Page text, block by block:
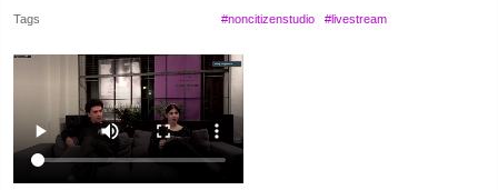
Tags #noncitizenstudio #livestream